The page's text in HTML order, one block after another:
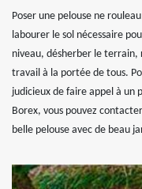
Poser une pelouse ne
labourer le sol nécessaire
niveau, désherber le terrain,
travail à la portée de tous.
judicieux de faire appel à un
Borex, vous pouvez
belle pelouse avec de beau